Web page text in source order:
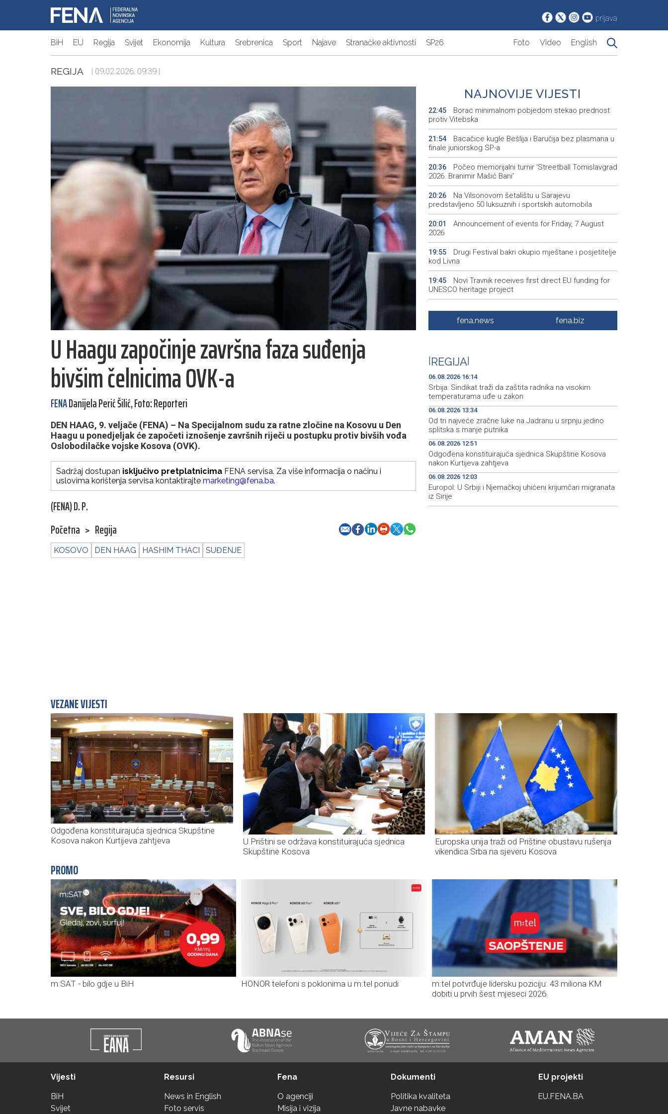
prijava
BiH EU Regija Svijet Ekonomija Kultura Srebrenica Sport Najave Stranačke aktivnosti SP26 Foto Video English
REGIJA | 09.02.2026. 09:39 |
U Haagu započinje završna faza suđenja
bivšim čelnicima OVK-a
FENADanijela Perić Šilić, Foto: Reporteri
DEN HAAG, 9. veljače (FENA) – Na Specijalnom sudu za ratne zločine na Kosovu u Den
Haagu u ponedjeljak će započeti iznošenje završnih riječi u postupku protiv bivših vođa
Oslobodilačke vojske Kosova (OVK).
Sadržaj dostupan isključivo pretplatnicima FENA servisa. Za više informacija o načinu i
uslovima korištenja servisa kontaktirajte marketing@fena.ba.
(FENA) D. P.
Početna > Regija
KOSOVO DEN HAAG HASHIM THACI SUĐENJE
NAJNOVIJE VIJESTI
22:45
Borac minimalnom pobjedom stekao prednost
protiv Vitebska
21:54
Bacačice kugle Bešlija i Baručija bez plasmana u
finale juniorskog SP-a
20:36
Počeo memorijalni turnir 'Streetball Tomislavgrad
2026. Branimir Mašić Bani'
20:26
Na Vilsonovom šetalištu u Sarajevu
predstavljeno 50 luksuznih i sportskih automobila
20:01
Announcement of events for Friday, 7 August
2026
19:55
Drugi Festival bakri okupio mještane i posjetitelje
kod Livna
19:45
Novi Travnik receives first direct EU funding for
UNESCO heritage project
Crishock: OHR maintains an open dialogue with
all political stakeholders in BiH
19:29
Španska krajnja ljevica i desnica ujedinjene protiv
Maroka kao suorganizatora SP 2030.
fena.news fena.biz
REGIJA
06.08.2026 16:14
Srbija: Sindikat traži da zaštita radnika na visokim
temperaturama uđe u zakon
06.08.2026 13:34
Od tri najveće zračne luke na Jadranu u srpnju jedino
splitska s manje putnika
06.08.2026 12:51
Odgođena konstituirajuća sjednica Skupštine Kosova
nakon Kurtijeva zahtjeva
06.08.2026 12:03
Europol: U Srbiji i Njemačkoj uhićeni krijumčari migranata
iz Sirije
VEZANE VIJESTI
Odgođena konstituirajuća sjednica Skupštine
Kosova nakon Kurtijeva zahtjeva
U Prištini se održava konstituirajuća sjednica
Skupštine Kosova
Europska unija traži od Prištine obustavu rušenja
vikendica Srba na sjeveru Kosova
PROMO
m:SAT - bilo gdje u BiH HONOR telefoni s poklonima u m:tel ponudi
m:tel potvrđuje lidersku poziciju: 43 miliona KM
dobiti u prvih šest mjeseci 2026.
Vijesti
BiH
Svijet
Resursi
News in English
Foto servis
Fena
O agenciji
Misija i vizija
Dokumenti
Politika kvaliteta
Javne nabavke
EU projekti
EU.FENA.BA